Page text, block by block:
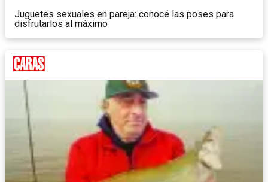
Juguetes sexuales en pareja: conocé las poses para
disfrutarlos al máximo